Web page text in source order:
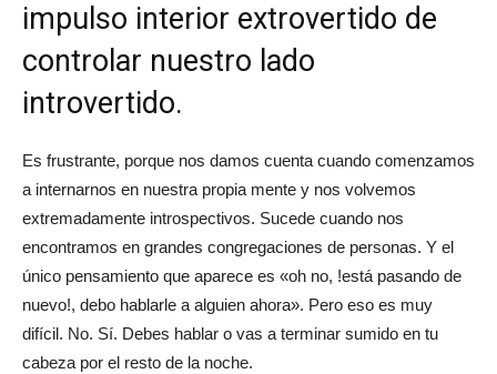
impulso interior extrovertido de
controlar nuestro lado
introvertido.
Es frustrante, porque nos damos cuenta cuando comenzamos
a internarnos en nuestra propia mente y nos volvemos
extremadamente introspectivos. Sucede cuando nos
encontramos en grandes congregaciones de personas. Y el
único pensamiento que aparece es «oh no, !está pasando de
nuevo!, debo hablarle a alguien ahora». Pero eso es muy
difícil. No. Sí. Debes hablar o vas a terminar sumido en tu
cabeza por el resto de la noche.